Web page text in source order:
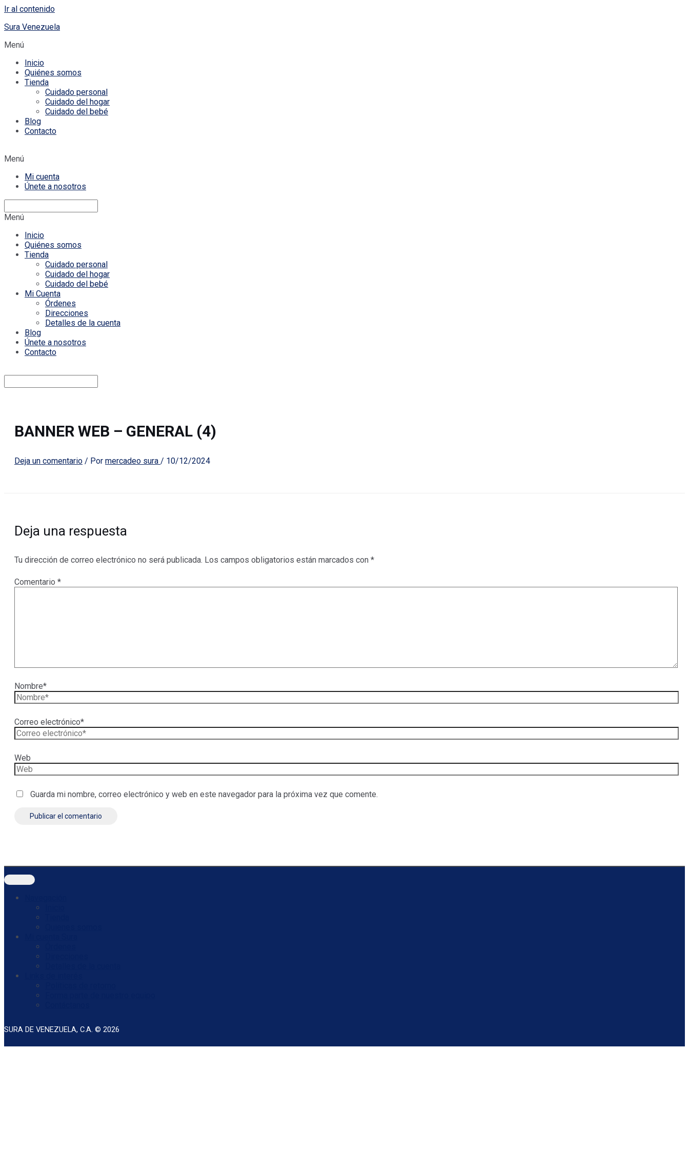
Ir al contenido
Sura Venezuela
Menú
Inicio
Quiénes somos
Tienda
Cuidado personal
Cuidado del hogar
Cuidado del bebé
Blog
Contacto
Menú
Mi cuenta
Únete a nosotros
Menú
Inicio
Quiénes somos
Tienda
Cuidado personal
Cuidado del hogar
Cuidado del bebé
Mi Cuenta
Órdenes
Direcciones
Detalles de la cuenta
Blog
Únete a nosotros
Contacto
BANNER WEB – GENERAL (4)
Deja un comentario / Por mercadeo sura / 10/12/2024
Deja una respuesta
Tu dirección de correo electrónico no será publicada. Los campos obligatorios están marcados con *
Comentario *
Nombre*
Correo electrónico*
Web
Guarda mi nombre, correo electrónico y web en este navegador para la próxima vez que comente.
SURA DE VENEZUELA, C.A. © 2026